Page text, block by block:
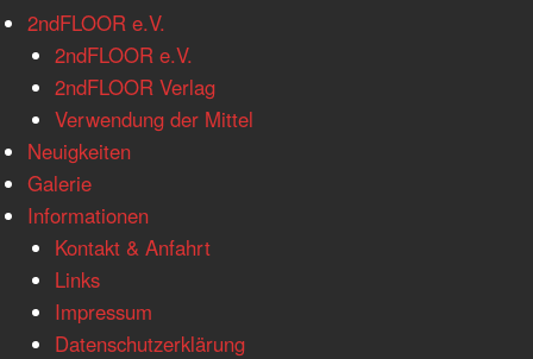
2ndFLOOR e.V.
2ndFLOOR e.V.
2ndFLOOR Verlag
Verwendung der Mittel
Neuigkeiten
Galerie
Informationen
Kontakt & Anfahrt
Links
Impressum
Datenschutzerklärung